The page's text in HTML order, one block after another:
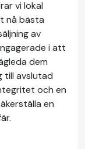
vi lokal
nå bästa
av
i att
dem
till avslutad
och en
en